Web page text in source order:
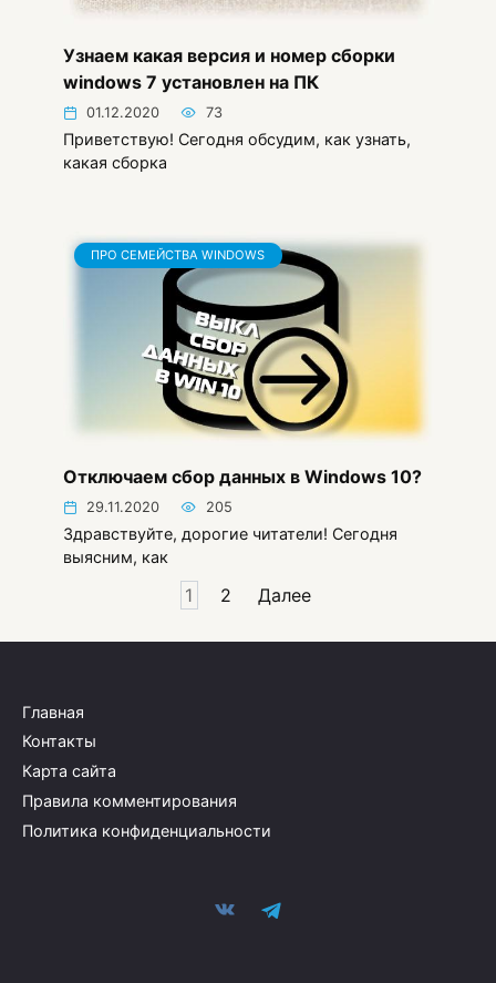
Узнаем какая версия и номер сборки
windows 7 установлен на ПК
01.12.2020 73
Приветствую! Сегодня обсудим, как узнать,
какая сборка
ПРО СЕМЕЙСТВА WINDOWS
Отключаем сбор данных в Windows 10?
29.11.2020 205
Здравствуйте, дорогие читатели! Сегодня
выясним, как
1 2 Далее
Главная
Контакты
Карта сайта
Правила комментирования
Политика конфиденциальности